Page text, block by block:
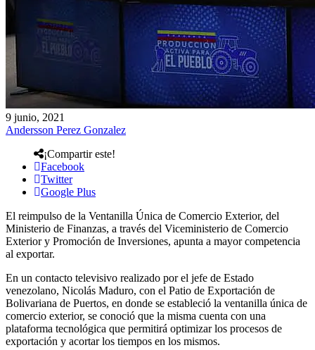
9 junio, 2021
Andersson Perez Gonzalez
¡Compartir este!
Facebook
Twitter
Google Plus
El reimpulso de la Ventanilla Única de Comercio Exterior, del
Ministerio de Finanzas, a través del Viceministerio de Comercio
Exterior y Promoción de Inversiones, apunta a mayor competencia
al exportar.
En un contacto televisivo realizado por el jefe de Estado
venezolano, Nicolás Maduro, con el Patio de Exportación de
Bolivariana de Puertos, en donde se estableció la ventanilla única de
comercio exterior, se conoció que la misma cuenta con una
plataforma tecnológica que permitirá optimizar los procesos de
exportación y acortar los tiempos en los mismos.